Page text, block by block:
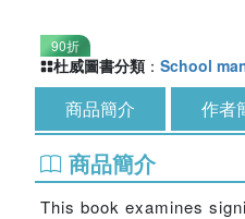
90折
杜威圖書分類 ： School
商品簡介 作者
商品簡介
This book examines